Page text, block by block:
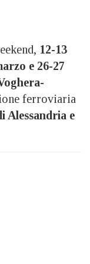
12-13
e 26-27
ferroviaria
Alessandria e